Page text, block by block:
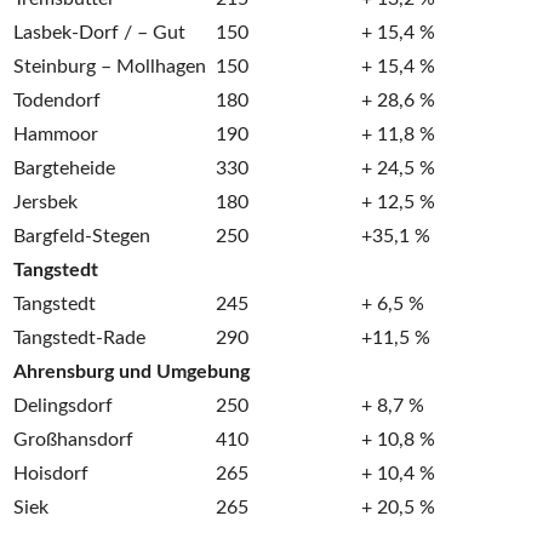
Lasbek-Dorf / – Gut
150
+ 15,4 %
Steinburg – Mollhagen
150
+ 15,4 %
Todendorf
180
+ 28,6 %
Hammoor
190
+ 11,8 %
Bargteheide
330
+ 24,5 %
Jersbek
180
+ 12,5 %
Bargfeld-Stegen
250
+35,1 %
Tangstedt
Tangstedt
245
+ 6,5 %
Tangstedt-Rade
290
+11,5 %
Ahrensburg und Umgebung
Delingsdorf
250
+ 8,7 %
Großhansdorf
410
+ 10,8 %
Hoisdorf
265
+ 10,4 %
Siek
265
+ 20,5 %